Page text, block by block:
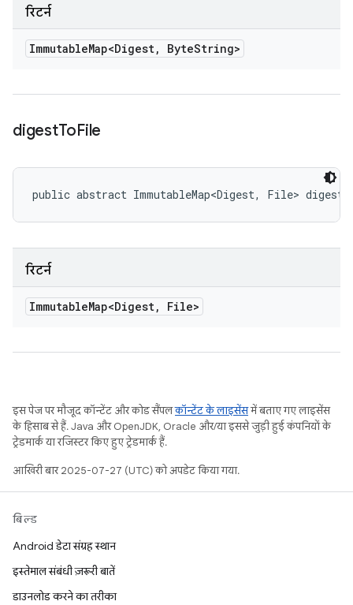
रिटर्न
ImmutableMap<Digest, ByteString>
digestToFile
public abstract ImmutableMap<Digest, File>
रिटर्न
ImmutableMap<Digest, File>
इस पेज पर मौजूद कॉन्टेंट और कोड सैंपलकॉन्टेंट के लाइसेंसमें बताए गए लाइसेंस
के हिसाब से हैं. Java और OpenJDK, Oracle और/या इससे जुड़ी हुई कंपनियों के
ट्रेडमार्क या रजिस्टर किए हुए ट्रेडमार्क हैं.
आखिरी बार 2025-07-27 (UTC) को अपडेट किया गया.
बिल्ड
Android डेटा संग्रह स्थान
इस्तेमाल संबंधी ज़रूरी बातें
डाउनलोड करने का तरीका